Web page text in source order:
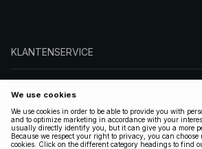
KLANTENSERVICE
VOLG ONS